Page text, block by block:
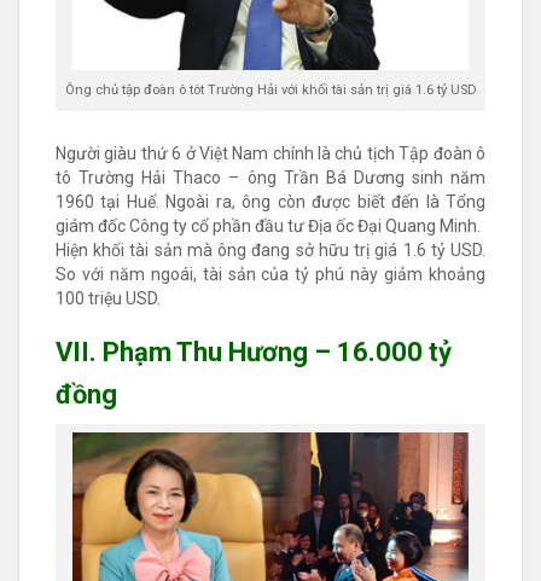
Ông chủ tập đoàn ô tôt Trường Hải với khối tài sản trị giá 1.6 tỷ USD
Người giàu thứ 6 ở Việt Nam chính là chủ tịch Tập đoàn ô
tô Trường Hải Thaco – ông Trần Bá Dương sinh năm
1960 tại Huế. Ngoài ra, ông còn được biết đến là Tổng
giám đốc Công ty cổ phần đầu tư Địa ốc Đại Quang Minh.
Hiện khối tài sản mà ông đang sở hữu trị giá 1.6 tỷ USD.
So với năm ngoái, tài sản của tỷ phú này giảm khoảng
100 triệu USD.
VII. Phạm Thu Hương – 16.000 tỷ
đồng